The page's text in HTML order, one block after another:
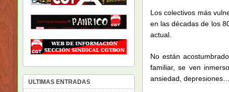
Los colectivos más
en las décadas de los
actual.
No están
familiar, se ven
ansiedad, depresiones…
ULTIMAS ENTRADAS